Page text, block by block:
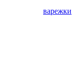
варежки